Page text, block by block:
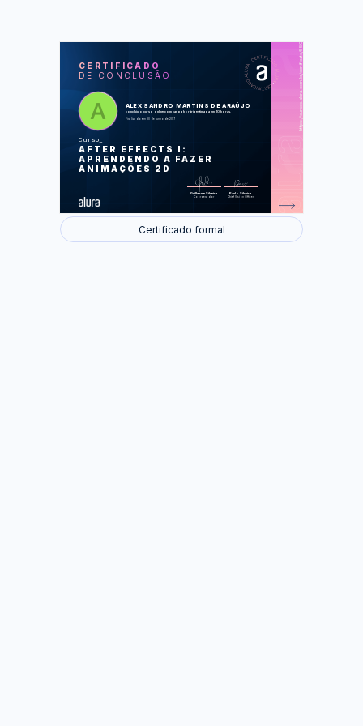
CERTIFICADO
DE CONCLUSÃO
ALEX SANDRO MARTINS DE ARAÚJO
concluiu o curso online com carga horária estimada em 10 horas.
Finalizado em 30 de junho de 2017
Curso
AFTER EFFECTS I:
APRENDENDO A FAZER
ANIMAÇÕES 2D
Guilherme Silveira
Coordenador
Paulo Silveira
Chief Vision Officer
https://cursos.alura.com.br/certificate/550a049b-9d79-487f-9d96-5b9e9bfc711c
LAS
Primeiros passos
Multiplas Composições
Integrando Elementos
Movimentos mais bonitos
Certificado formal